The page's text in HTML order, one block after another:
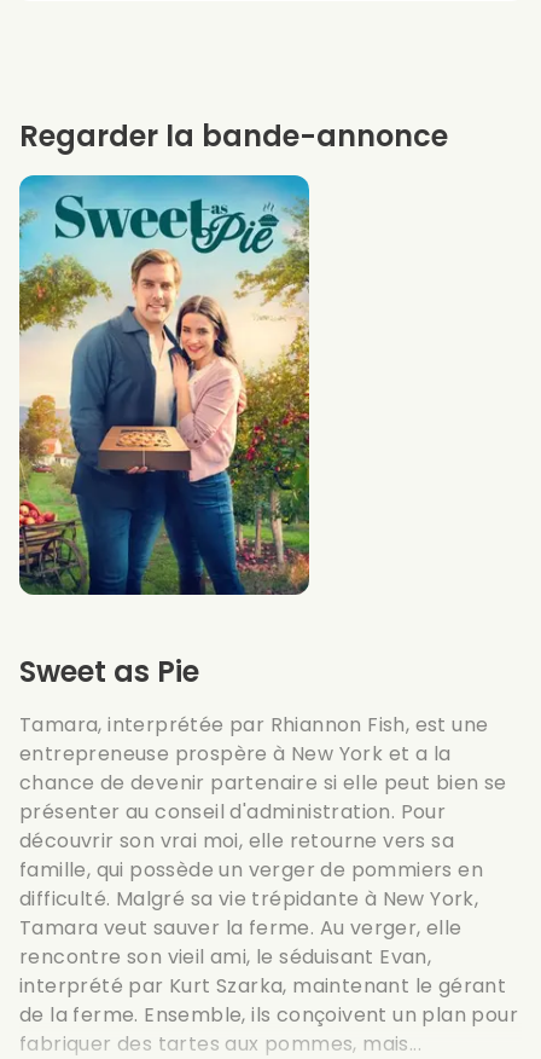
Sweet as Pie
Tamara, interprétée par Rhiannon Fish, est une
entrepreneuse prospère à New York et a la
chance de devenir partenaire si elle peut bien se
présenter au conseil d'administration. Pour
découvrir son vrai moi, elle retourne vers sa
famille, qui possède un verger de pommiers en
difficulté. Malgré sa vie trépidante à New York,
Tamara veut sauver la ferme. Au verger, elle
rencontre son vieil ami, le séduisant Evan,
interprété par Kurt Szarka, maintenant le gérant
de la ferme. Ensemble, ils conçoivent un plan pour
fabriquer des tartes aux pommes, mais...
Regarder la bande-annonce